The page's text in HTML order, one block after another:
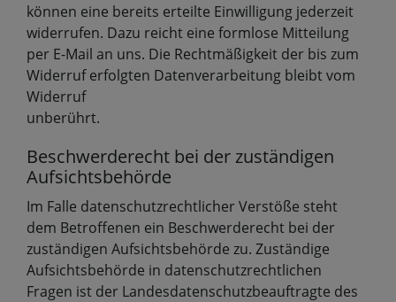
können eine bereits erteilte Einwilligung jederzeit
widerrufen. Dazu reicht eine formlose Mitteilung
per E-Mail an uns. Die Rechtmäßigkeit der bis zum
Widerruf erfolgten Datenverarbeitung bleibt vom
Widerruf
unberührt.
Beschwerderecht bei der zuständigen
Aufsichtsbehörde
Im Falle datenschutzrechtlicher Verstöße steht
dem Betroffenen ein Beschwerderecht bei der
zuständigen Aufsichtsbehörde zu. Zuständige
Aufsichtsbehörde in datenschutzrechtlichen
Fragen ist der Landesdatenschutzbeauftragte des